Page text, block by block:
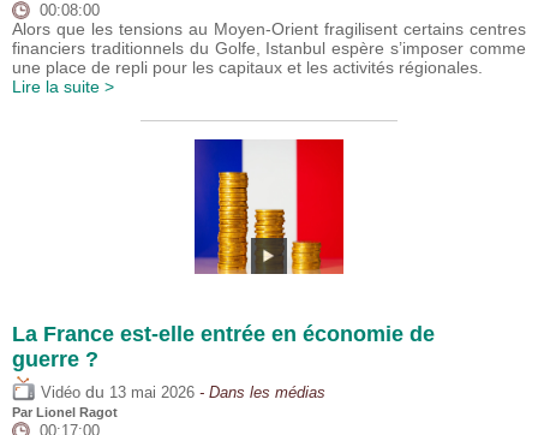
00:08:00
Alors que les tensions au Moyen-Orient fragilisent certains centres
financiers traditionnels du Golfe, Istanbul espère s’imposer comme
une place de repli pour les capitaux et les activités régionales.
Lire la suite >
La France est-elle entrée en économie de
guerre ?
Vidéo du 13 mai 2026 - Dans les médias
Par Lionel Ragot
00:17:00